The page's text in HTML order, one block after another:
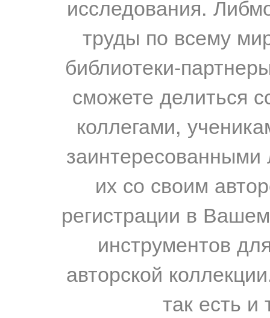
исследования.
труды по всему
библиотеки-
сможете делиться
коллегами,
их со своим
регистрации в
инструментов
авторской
так есть и